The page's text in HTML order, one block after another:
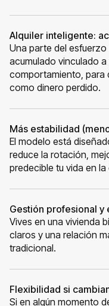
Alquiler inteligente:
Una parte del
acumulado vinculado
comportamiento, para
como dinero perdido.
Más estabilidad
El modelo está
reduce la rotación,
predecible tu vida en la
Gestión profesional y
Vives en una vivienda
claros y una relación
tradicional.
Flexibilidad si
Si en algún momento